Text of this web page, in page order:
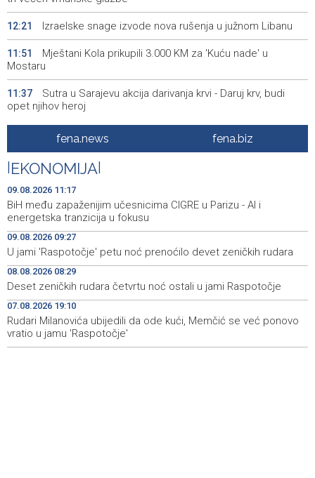
12:21 Izraelske snage izvode nova rušenja u južnom Libanu
11:51
Mještani Kola prikupili 3.000 KM za 'Kuću nade' u
Mostaru
11:37
Sutra u Sarajevu akcija darivanja krvi - Daruj krv, budi
opet njihov heroj
BiH među zapaženijim učesnicima CIGRE u Parizu - AI i
energetska tranzicija u fokusu
10:28
Pezer već sutra nastupa u kvalifikacijama, vjeruje da će i
navečer biti u finalu EP-a u Birminghamu
10:16
Ballian: Neopravdana sječa stabala a grad zbog manjka
drveća sve topliji
10:09
FBiH nema objedinjene podatke o povučenom i
uništenom mesu, prekršaji utvrđeni u 40 kontrola
10:03
Marija Šerifović pred više hiljada posjetitelja na Piroti
zatvorila 'Dane dijaspore 2026' u Travniku
09:28
Kušljugić: Sprječavanje dehidracije i pregrijavanja ključni
za očuvanje zdravlja srca tokom vrućina
fena.news fena.biz
EKONOMIJA
09.08.2026 11:17
BiH među zapaženijim učesnicima CIGRE u Parizu - AI i
energetska tranzicija u fokusu
09.08.2026 09:27
U jami 'Raspotočje' petu noć prenoćilo devet zeničkih rudara
08.08.2026 08:29
Deset zeničkih rudara četvrtu noć ostali u jami Raspotočje
07.08.2026 19:10
Rudari Milanovića ubijedili da ode kući, Memčić se već ponovo
vratio u jamu 'Raspotočje'